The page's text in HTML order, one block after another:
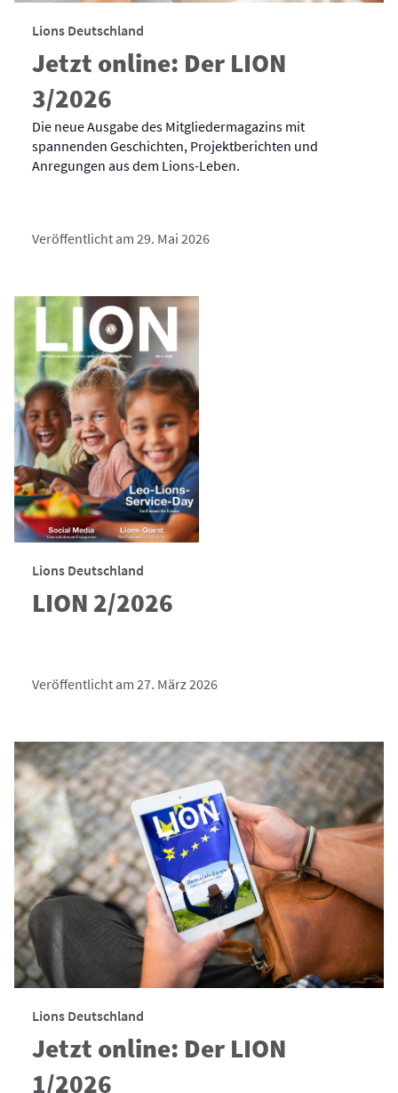
Lions Deutschland
Jetzt online: Der LION
3/2026
Die neue Ausgabe des Mitgliedermagazins mit
spannenden Geschichten, Projektberichten und
Anregungen aus dem Lions-Leben.
Veröffentlicht am 29. Mai 2026
Lions Deutschland
LION 2/2026
Veröffentlicht am 27. März 2026
Lions Deutschland
Jetzt online: Der LION
1/2026